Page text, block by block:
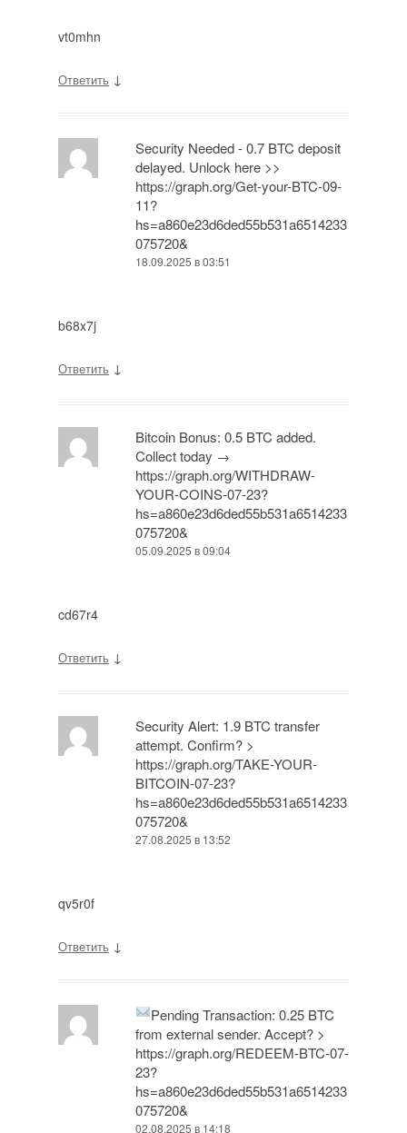
vt0mhn
Ответить ↓
Security Needed - 0.7 BTC deposit
delayed. Unlock here >>
https://graph.org/Get-your-BTC-09-
11?
hs=a860e23d6ded55b531a6514233
075720&
18.09.2025 в 03:51
b68x7j
Ответить ↓
Bitcoin Bonus: 0.5 BTC added.
Collect today →
https://graph.org/WITHDRAW-
YOUR-COINS-07-23?
hs=a860e23d6ded55b531a6514233
075720&
05.09.2025 в 09:04
cd67r4
Ответить ↓
Security Alert: 1.9 BTC transfer
attempt. Confirm? >
https://graph.org/TAKE-YOUR-
BITCOIN-07-23?
hs=a860e23d6ded55b531a6514233
075720&
27.08.2025 в 13:52
qv5r0f
Ответить ↓
Pending Transaction: 0.25 BTC
from external sender. Accept? >
https://graph.org/REDEEM-BTC-07-
23?
hs=a860e23d6ded55b531a6514233
075720&
02.08.2025 в 14:18